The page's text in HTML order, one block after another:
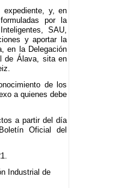
expediente, y, en
por la
SAU,
y aportar la
en la Delegación
de Álava, sita en
de los
a quienes debe
a partir del día
Oficial del
Industrial de